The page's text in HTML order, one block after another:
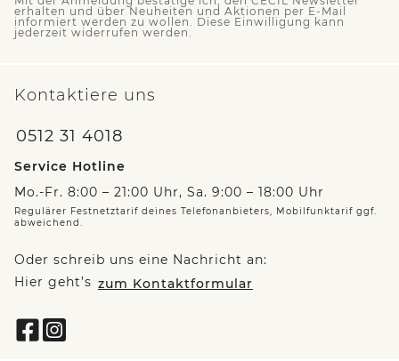
erhalten und über Neuheiten und Aktionen per E-Mail
informiert werden zu wollen. Diese Einwilligung kann
jederzeit widerrufen werden.
Kontaktiere uns
0512 31 4018
Service Hotline
Mo.-Fr. 8:00 – 21:00 Uhr, Sa. 9:00 – 18:00 Uhr
Regulärer Festnetztarif deines Telefonanbieters, Mobilfunktarif ggf.
abweichend.
Oder schreib uns eine Nachricht an:
Hier geht’s zum Kontaktformular